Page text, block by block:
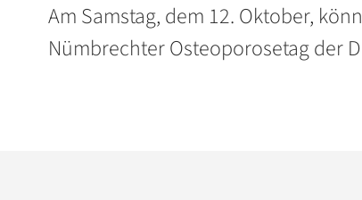
Am Samstag, dem 12. Oktober,
Nümbrechter Osteoporosetag der